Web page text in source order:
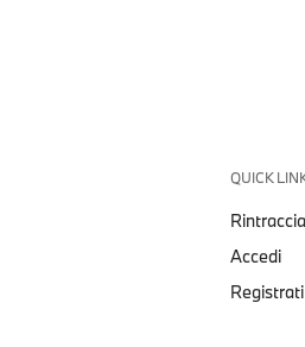
QUICK
Accedi
Registrati